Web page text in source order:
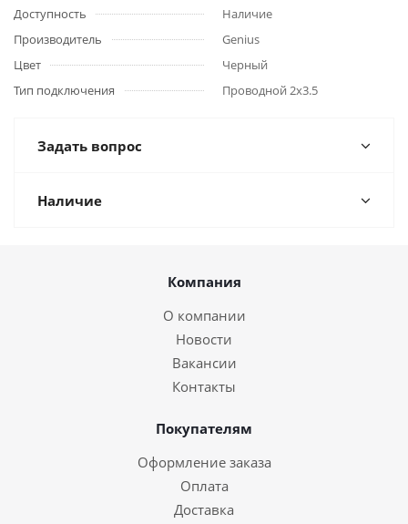
Доступность
Наличие
Производитель
Genius
Цвет
Черный
Тип подключения
Проводной 2х3.5
Задать вопрос
Наличие
Компания
О компании
Новости
Вакансии
Контакты
Покупателям
Оформление заказа
Оплата
Доставка